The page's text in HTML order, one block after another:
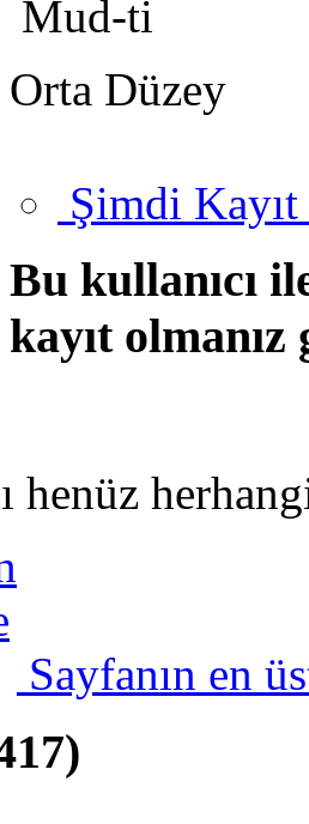
Mud-ti
Orta Düzey
Şimdi
Bu kullanıcı
kayıt
henüz
Sayfanın en